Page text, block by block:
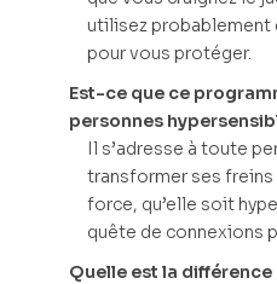
utilisez probablement
pour vous protéger.
Est-ce que ce
personnes
Il s’adresse à toute
transformer ses
force, qu’elle soit
quête de connexions
Quelle est la